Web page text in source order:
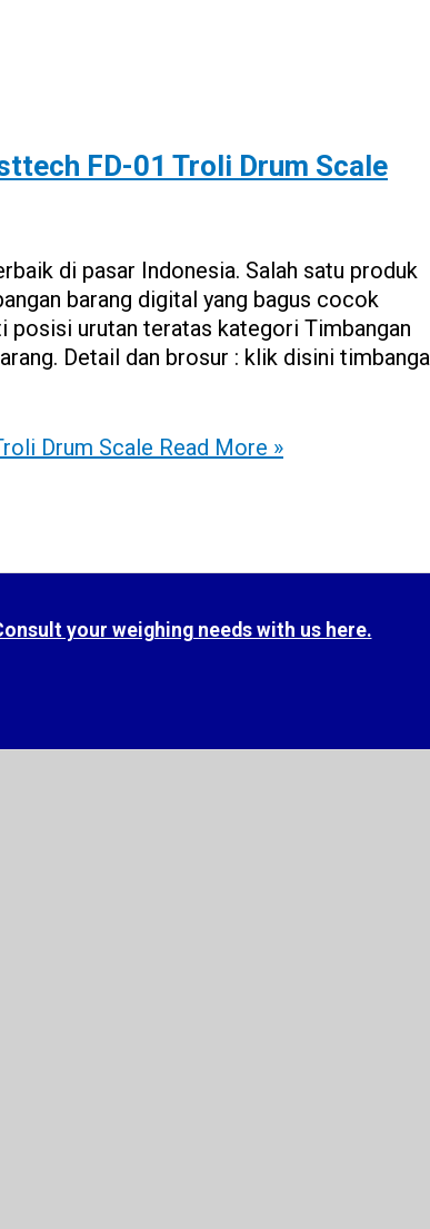
FD-01 Troli Drum Scale
di pasar Indonesia. Salah satu produk
barang digital yang bagus cocok
posisi urutan teratas kategori Timbangan
Detail dan brosur : klik disini
Drum Scale Read More »
your weighing needs with us here.